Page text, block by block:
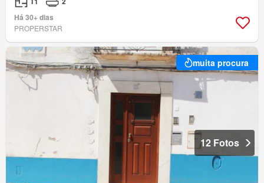
Há 30+ dias
PROPERSTAR
muita procura
12 Fotos